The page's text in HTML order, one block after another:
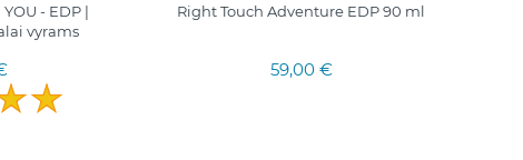
- EDP |
vyrams
Right Touch Adventure EDP 90 ml
59,00 €